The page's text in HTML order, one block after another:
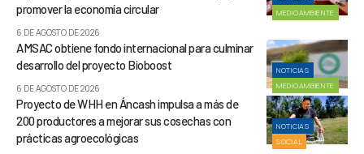
MEDIOAMBIENTE
promover la economía circular
6 DE AGOSTO DE 2026
NOTICIAS
MEDIOAMBIENTE
AMSAC obtiene fondo internacional para culminar
desarrollo del proyecto Bioboost
6 DE AGOSTO DE 2026
NOTICIAS
SOCIAL
Proyecto de WHH en Áncash impulsa a más de
200 productores a mejorar sus cosechas con
prácticas agroecológicas